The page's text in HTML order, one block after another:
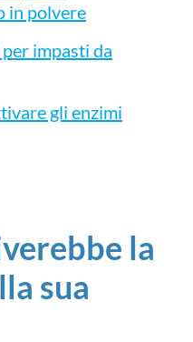
in polvere
impasti da
gli enzimi
la
sua